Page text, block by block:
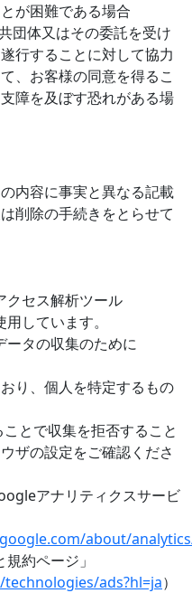
が困難である場合
団体又はその委託を受け
行することに対して協力
、お客様の同意を得るこ
障を及ぼす恐れがある場
内容に事実と異なる記載
削除の手続きをとらせて
クセス解析ツール
しています。
タの収集のために
り、個人を特定するもの
とで収集を拒否すること
ザの設定をご確認くださ
アナリティクスサービ
about/
約ページ」
ads?hl=ja）